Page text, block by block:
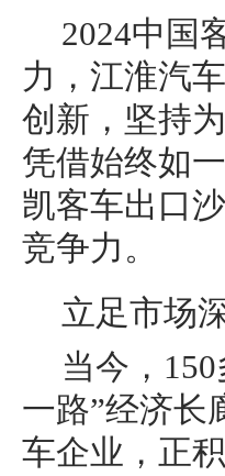
2024中国
力，江淮汽
创新，坚持
凭借始终如
凯客车出口
竞争力。
立足市场
当今，
一路”经济长
车企业，正